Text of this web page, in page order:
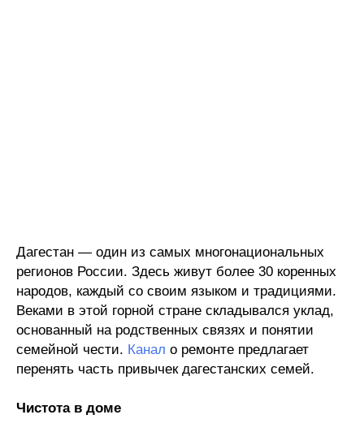
Дагестан — один из самых многонациональных
регионов России. Здесь живут более 30 коренных
народов, каждый со своим языком и традициями.
Веками в этой горной стране складывался уклад,
основанный на родственных связях и понятии
семейной чести. Канал о ремонте предлагает
перенять часть привычек дагестанских семей.
Чистота в доме